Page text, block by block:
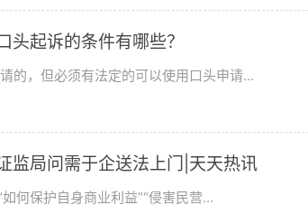
头起诉的条件有哪些？
的，但必须有法定的可以使用口头申请...
监局问需于企送法上门|天天热讯
何保护自身商业利益”“侵害民营...